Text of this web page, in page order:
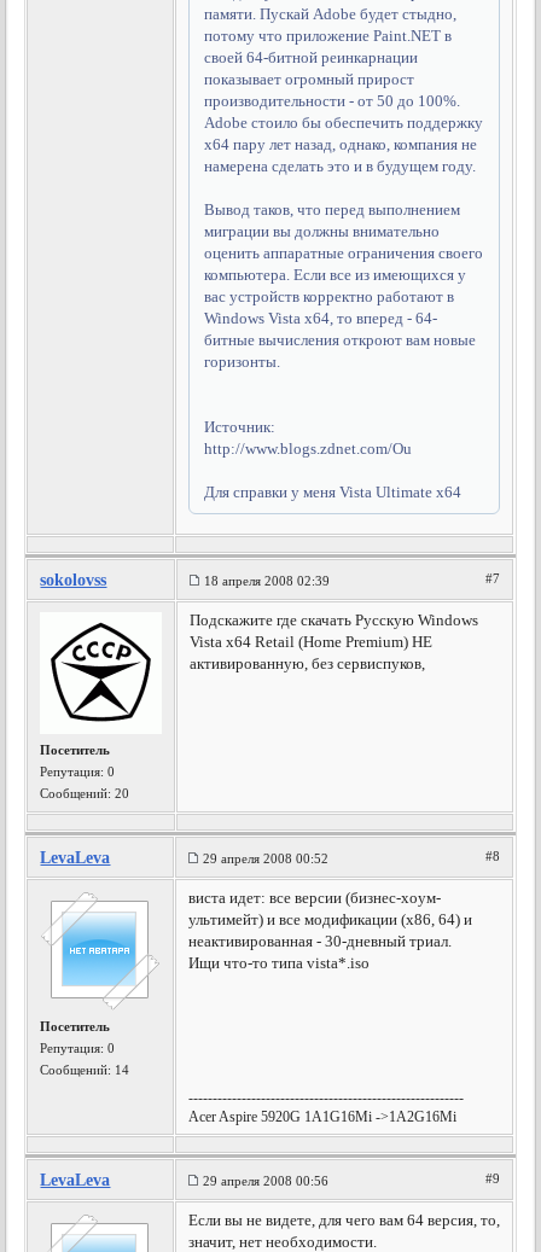
памяти. Пускай Adobe будет стыдно,
потому что приложение Paint.NET в
своей 64-битной реинкарнации
показывает огромный прирост
производительности - от 50 до 100%.
Adobe стоило бы обеспечить поддержку
x64 пару лет назад, однако, компания не
намерена сделать это и в будущем году.
Вывод таков, что перед выполнением
миграции вы должны внимательно
оценить аппаратные ограничения своего
компьютера. Если все из имеющихся у
вас устройств корректно работают в
Windows Vista x64, то вперед - 64-
битные вычисления откроют вам новые
горизонты.
Источник:
http://www.blogs.zdnet.com/Ou
Для справки у меня Vista Ultimate х64
sokolovss 18 апреля 2008 02:39 #7
Посетитель
Репутация:0
Сообщений: 20
Подскажите где скачать Русскую Windows
Vista x64 Retail (Home Premium) НЕ
активированную, без сервиспуков,
LevaLeva 29 апреля 2008 00:52 #8
Посетитель
Репутация:0
Сообщений: 14
виста идет: все версии (бизнес-хоум-
ультимейт) и все модификации (х86, 64) и
неактивированная - 30-дневный триал.
Ищи что-то типа vista*.iso
---------------------------------------------------------
Acer Aspire 5920G 1A1G16Mi ->1A2G16Mi
LevaLeva 29 апреля 2008 00:56 #9
Если вы не видете, для чего вам 64 версия, то,
значит, нет необходимости.